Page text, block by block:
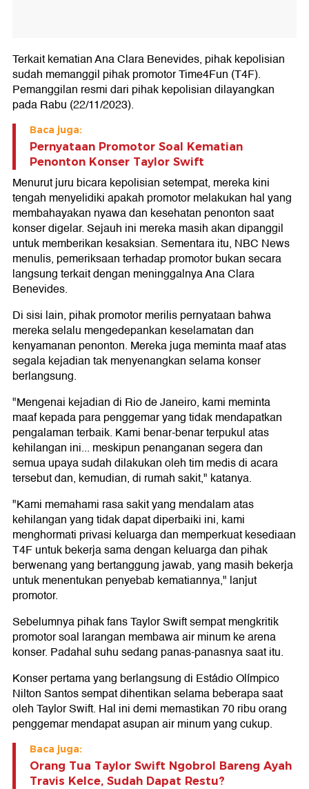
Terkait kematian Ana Clara Benevides, pihak kepolisian
sudah memanggil pihak promotor Time4Fun (T4F).
Pemanggilan resmi dari pihak kepolisian dilayangkan
pada Rabu (22/11/2023).
Baca juga:
Pernyataan Promotor Soal Kematian
Penonton Konser Taylor Swift
Menurut juru bicara kepolisian setempat, mereka kini
tengah menyelidiki apakah promotor melakukan hal yang
membahayakan nyawa dan kesehatan penonton saat
konser digelar. Sejauh ini mereka masih akan dipanggil
untuk memberikan kesaksian. Sementara itu, NBC News
menulis, pemeriksaan terhadap promotor bukan secara
langsung terkait dengan meninggalnya Ana Clara
Benevides.
Di sisi lain, pihak promotor merilis pernyataan bahwa
mereka selalu mengedepankan keselamatan dan
kenyamanan penonton. Mereka juga meminta maaf atas
segala kejadian tak menyenangkan selama konser
berlangsung.
"Mengenai kejadian di Rio de Janeiro, kami meminta
maaf kepada para penggemar yang tidak mendapatkan
pengalaman terbaik. Kami benar-benar terpukul atas
kehilangan ini... meskipun penanganan segera dan
semua upaya sudah dilakukan oleh tim medis di acara
tersebut dan, kemudian, di rumah sakit," katanya.
"Kami memahami rasa sakit yang mendalam atas
kehilangan yang tidak dapat diperbaiki ini, kami
menghormati privasi keluarga dan memperkuat kesediaan
T4F untuk bekerja sama dengan keluarga dan pihak
berwenang yang bertanggung jawab, yang masih bekerja
untuk menentukan penyebab kematiannya," lanjut
promotor.
Sebelumnya pihak fans Taylor Swift sempat mengkritik
promotor soal larangan membawa air minum ke arena
konser. Padahal suhu sedang panas-panasnya saat itu.
Konser pertama yang berlangsung di Estádio Olímpico
Nilton Santos sempat dihentikan selama beberapa saat
oleh Taylor Swift. Hal ini demi memastikan 70 ribu orang
penggemar mendapat asupan air minum yang cukup.
Baca juga:
Orang Tua Taylor Swift Ngobrol Bareng Ayah
Travis Kelce, Sudah Dapat Restu?